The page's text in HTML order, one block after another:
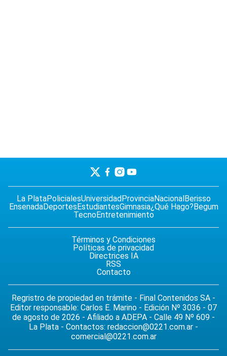
La PlataPolicialesUniversidadProvinciaNacionalBerisso
EnsenadaDeportesEstudiantesGimnasia¿Qué Hago?Begum
TecnoEntretenimiento
Términos y Condiciones
Políticas de privacidad
Directrices IA
RSS
Contacto
Regristro de propiedad en trámite - Final Contenidos SA -
Editor responsable: Carlos E. Marino - Edición Nº 3036 - 07
de agosto de 2026 - Afiliado a ADEPA - Calle 49 Nº 609 -
La Plata - Contactos: redaccion@0221.com.ar -
comercial@0221.com.ar